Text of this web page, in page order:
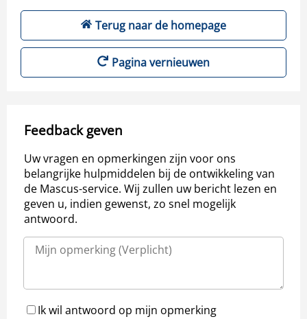
Terug naar de homepage
Pagina vernieuwen
Feedback geven
Uw vragen en opmerkingen zijn voor ons
belangrijke hulpmiddelen bij de ontwikkeling van
de Mascus-service. Wij zullen uw bericht lezen en
geven u, indien gewenst, zo snel mogelijk
antwoord.
Ik wil antwoord op mijn opmerking